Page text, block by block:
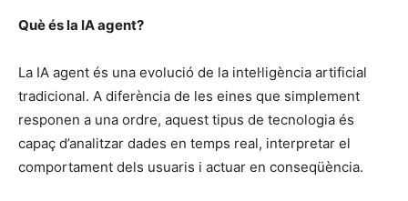
Què és la IA agent?
La IA agent és una evolució de la inteŀligència artificial
tradicional. A diferència de les eines que simplement
responen a una ordre, aquest tipus de tecnologia és
capaç d’analitzar dades en temps real, interpretar el
comportament dels usuaris i actuar en conseqüència.